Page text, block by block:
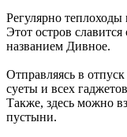
Регулярно теплоходы
Этот остров
названием Дивное.
Отправляясь в
суеты и всех
Также, здесь можно
пустыни.